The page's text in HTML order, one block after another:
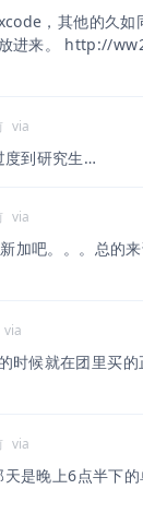
，其他的久
放进来。 http://
via
度到研究生…
via
加吧。。。总的
via
时候就在团里买
via
是晚上6点半下